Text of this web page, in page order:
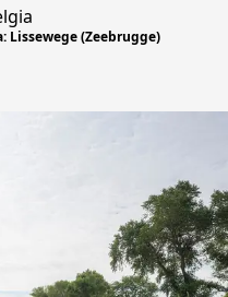
Lissewege (Zeebrugge)